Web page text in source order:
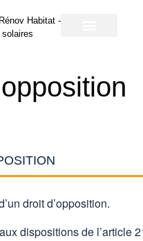
droit d’opposition.
dispositions de l’article